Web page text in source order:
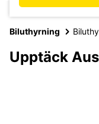
Biluthyrning
Upptäck